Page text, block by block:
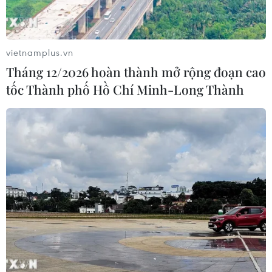
Mexico triển khai hàng nghìn binh sỹ
bảo vệ các vùng trồng bơ trọng điểm
07/08/2026 00:09
Mỹ: Lãi suất thế chấp tăng lên mức
cao nhất kể từ tháng Bảy năm ngoái
07/08/2026 00:05
Mỹ siết chặt quyền công dân theo nơi
sinh, mở rộng chống “du lịch sinh
con”
06/08/2026 22:59
vietnamplus.vn
Tháng 12/2026 hoàn thành mở rộng đoạn cao
tốc Thành phố Hồ Chí Minh-Long Thành